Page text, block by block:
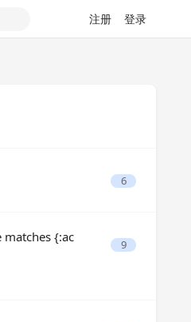
注册 登录
6
matches {:ac
9